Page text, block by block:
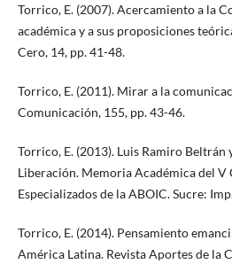
Torrico, E. (2007). Acercamiento a la
académica y a sus proposiciones
Cero, 14, pp. 41-48.
Torrico, E. (2011). Mirar a la
Comunicación, 155, pp. 43-46.
Torrico, E. (2013). Luis Ramiro Beltrán
Liberación. Memoria Académica del V
Especializados de la ABOIC. Sucre:
Torrico, E. (2014). Pensamiento
América Latina. Revista Aportes de la